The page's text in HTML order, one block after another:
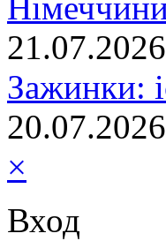
21.07.2026
Зажинки:
20.07.2026
×
Вход